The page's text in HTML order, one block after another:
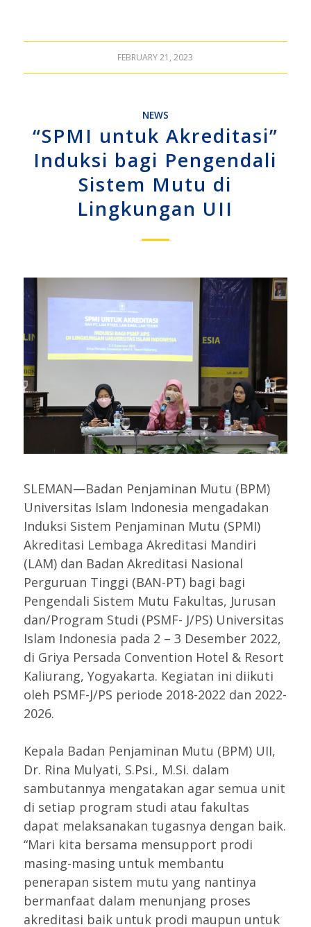
FEBRUARY 21, 2023
NEWS
“SPMI untuk Akreditasi”
Induksi bagi Pengendali
Sistem Mutu di
Lingkungan UII
SLEMAN—Badan Penjaminan Mutu (BPM)
Universitas Islam Indonesia mengadakan
Induksi Sistem Penjaminan Mutu (SPMI)
Akreditasi Lembaga Akreditasi Mandiri
(LAM) dan Badan Akreditasi Nasional
Perguruan Tinggi (BAN-PT) bagi bagi
Pengendali Sistem Mutu Fakultas, Jurusan
dan/Program Studi (PSMF- J/PS) Universitas
Islam Indonesia pada 2 – 3 Desember 2022,
di Griya Persada Convention Hotel & Resort
Kaliurang, Yogyakarta. Kegiatan ini diikuti
oleh PSMF-J/PS periode 2018-2022 dan 2022-
2026.
Kepala Badan Penjaminan Mutu (BPM) UII,
Dr. Rina Mulyati, S.Psi., M.Si. dalam
sambutannya mengatakan agar semua unit
di setiap program studi atau fakultas
dapat melaksanakan tugasnya dengan baik.
“Mari kita bersama mensupport prodi
masing-masing untuk membantu
penerapan sistem mutu yang nantinya
bermanfaat dalam menunjang proses
akreditasi baik untuk prodi maupun untuk